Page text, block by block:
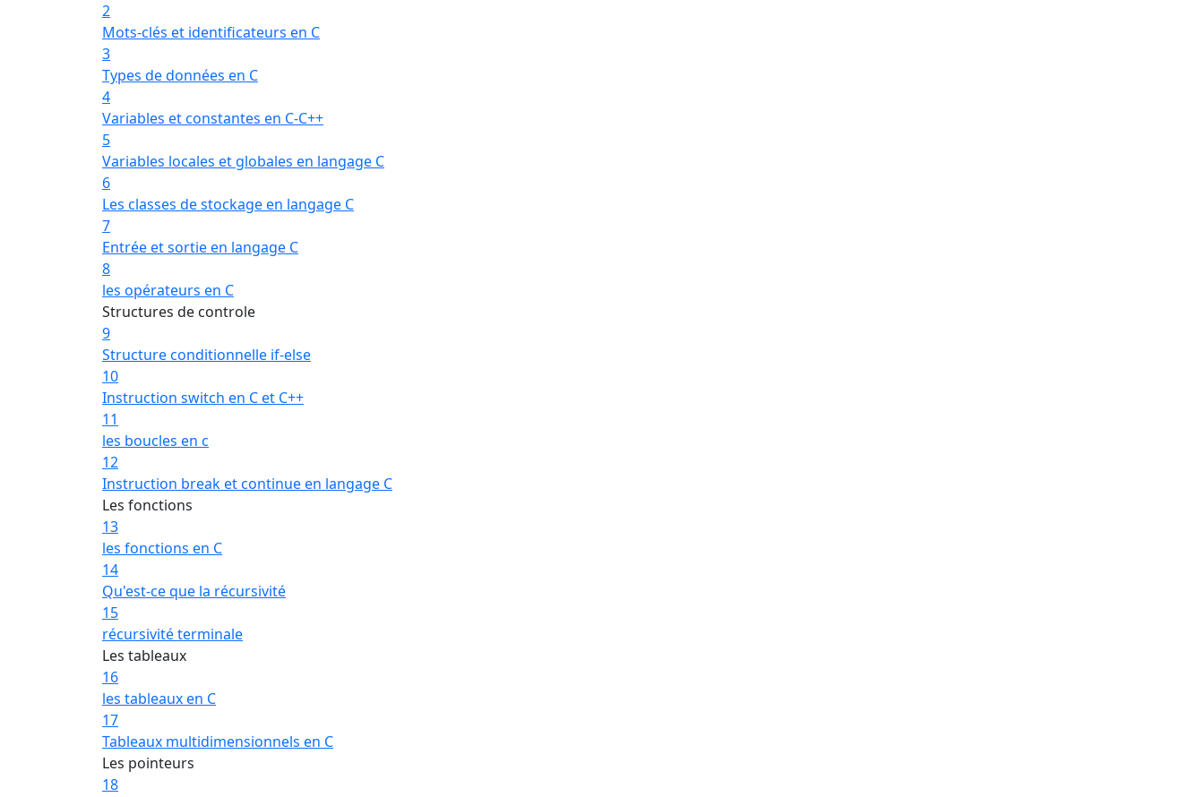
2
Mots-clés et identificateurs en C
3
Types de données en C
4
Variables et constantes en C-C++
5
Variables locales et globales en langage C
6
Les classes de stockage en langage C
7
Entrée et sortie en langage C
8
les opérateurs en C
Structures de controle
9
Structure conditionnelle if-else
10
Instruction switch en C et C++
11
les boucles en c
12
Instruction break et continue en langage C
Les fonctions
13
les fonctions en C
14
Qu'est-ce que la récursivité
15
récursivité terminale
Les tableaux
16
les tableaux en C
17
Tableaux multidimensionnels en C
Les pointeurs
18